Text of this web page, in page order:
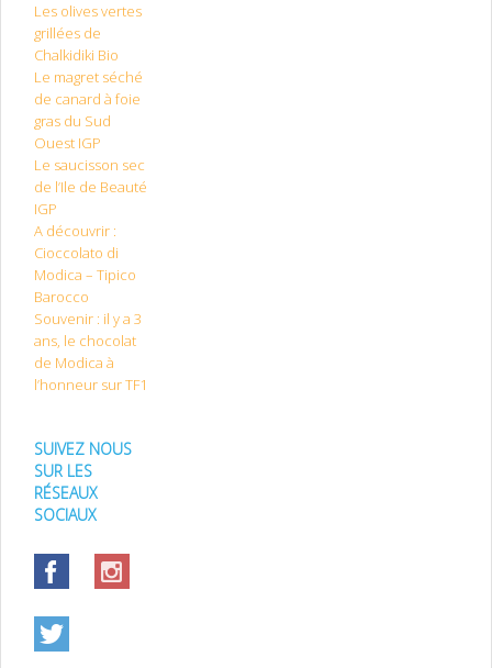
Les olives vertes
grillées de
Chalkidiki Bio
Le magret séché
de canard à foie
gras du Sud
Ouest IGP
Le saucisson sec
de l’Ile de Beauté
IGP
A découvrir :
Cioccolato di
Modica – Tipico
Barocco
Souvenir : il y a 3
ans, le chocolat
de Modica à
l’honneur sur TF1
SUIVEZ NOUS
SUR LES
RÉSEAUX
SOCIAUX